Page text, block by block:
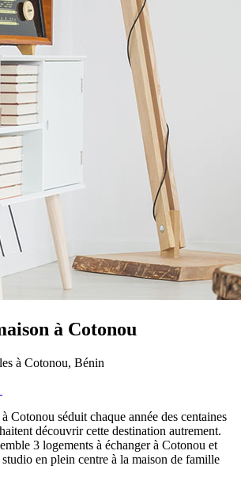
à Cotonou
à Cotonou, Bénin
Cotonou séduit chaque année des centaines
découvrir cette destination autrement.
3 logements à échanger à Cotonou et
en plein centre à la maison de famille